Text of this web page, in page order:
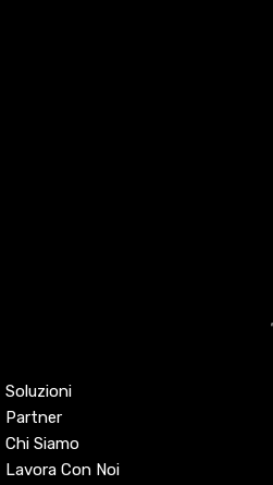
Soluzioni
Partner
Chi Siamo
Lavora Con Noi